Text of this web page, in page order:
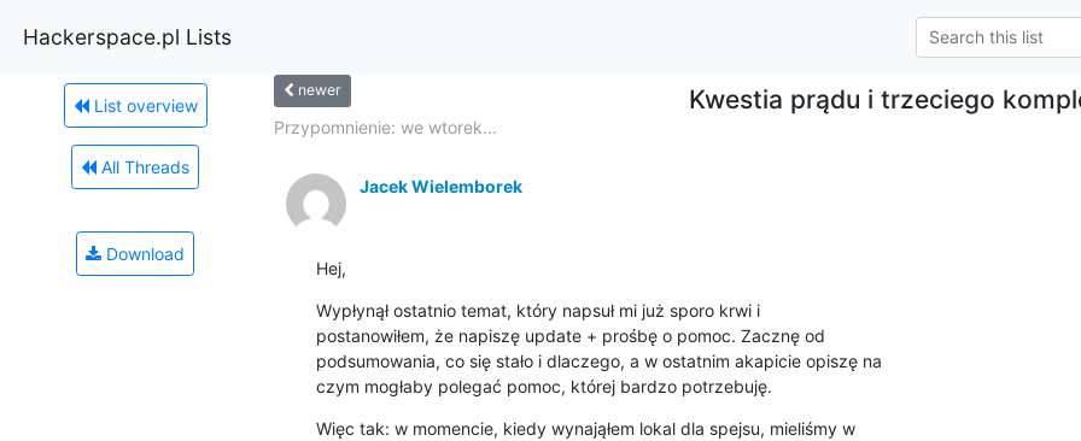
Hackerspace.pl Lists
List overview
All Threads
Download
newer Kwestia prądu i trzeciego
Przypomnienie: we wtorek...
Jacek Wielemborek
Hej,
Wypłynął ostatnio temat, który napsuł mi już sporo krwi i
postanowiłem, że napiszę update + prośbę o pomoc. Zacznę od
podsumowania, co się stało i dlaczego, a w ostatnim akapicie opiszę na
czym mogłaby polegać pomoc, której bardzo potrzebuję.
Więc tak: w momencie, kiedy wynająłem lokal dla spejsu, mieliśmy w